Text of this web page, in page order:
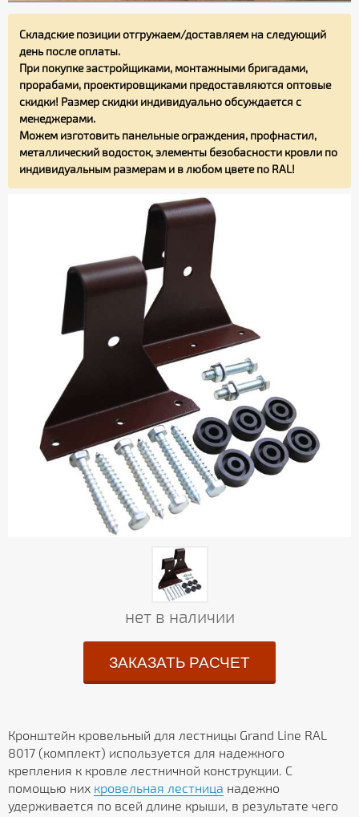
Складские позиции отгружаем/доставляем на следующий
день после оплаты.
При покупке застройщиками, монтажными бригадами,
прорабами, проектировщиками предоставляются оптовые
скидки! Размер скидки индивидуально обсуждается с
менеджерами.
Можем изготовить панельные ограждения, профнастил,
металлический водосток, элементы безобасности кровли по
индивидуальным размерам и в любом цвете по RAL!
нет в наличии
ЗАКАЗАТЬ РАСЧЕТ
Кронштейн кровельный для лестницы Grand Line RAL
8017 (комплект) используется для надежного
крепления к кровле лестничной конструкции. С
помощью них кровельная лестница надежно
удерживается по всей длине крыши, в результате чего